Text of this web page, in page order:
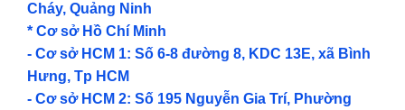
Cháy, Quảng Ninh
* Cơ sở Hồ Chí Minh
- Cơ sở HCM 1: Số 6-8 đường 8, KDC 13E, xã Bình
Hưng, Tp HCM
- Cơ sở HCM 2: Số 195 Nguyễn Gia Trí, Phường